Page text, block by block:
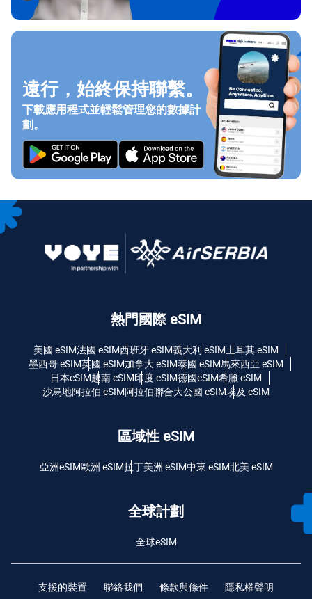
遠行，始終保持聯繫。
下載應用程式並輕鬆管理您的數據計
劃。
熱門國際 eSIM
美國 eSIM法國 eSIM西班牙 eSIM義大利 eSIM土耳其 eSIM
墨西哥 eSIM英國 eSIM加拿大 eSIM泰國 eSIM馬來西亞 eSIM
日本eSIM越南 eSIM印度 eSIM德國eSIM希臘 eSIM
沙烏地阿拉伯 eSIM阿拉伯聯合大公國 eSIM埃及 eSIM
區域性 eSIM
亞洲eSIM歐洲 eSIM拉丁美洲 eSIM中東 eSIM北美 eSIM
全球計劃
全球eSIM
支援的裝置 聯絡我們 條款與條件 隱私權聲明